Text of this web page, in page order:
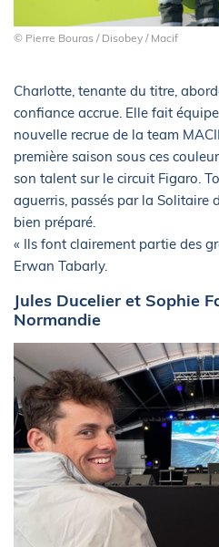
© Pierre Bouras / Disobey / Macif
Charlotte, tenante du titre,
confiance accrue. Elle fait
nouvelle recrue de la team
première saison sous ces
son talent sur le circuit Figaro.
aguerris, passés par la Solitaire
bien préparé.
« Ils font clairement partie des
Erwan Tabarly.
Jules Ducelier et Sophie
Normandie